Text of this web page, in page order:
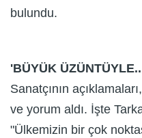
bulundu.
'BÜYÜK
Sanatçının
ve yorum aldı. İşte
"Ülkemizin bir çok